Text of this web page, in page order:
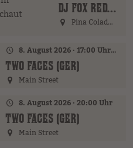
DJ FOX REDFIELD (GER)
Pina Colada Bar
8. August 2026 · 17:00 Uhr – 18:00 Uhr
TWO FACES (GER)
Main Street
8. August 2026 · 20:00 Uhr
TWO FACES (GER)
Main Street